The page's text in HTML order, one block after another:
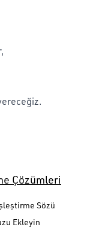
Çözümleri
Sözü
Ekleyin